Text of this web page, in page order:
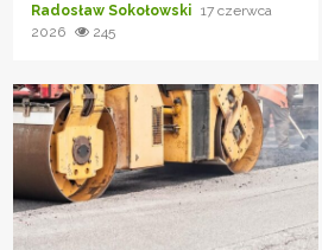
Radosław Sokołowski 17 czerwca
2026
245